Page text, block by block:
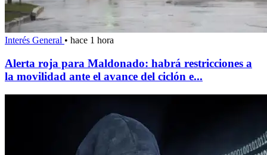
Interés General • hace 1 hora
Alerta roja para Maldonado: habrá restricciones a
la movilidad ante el avance del ciclón e...